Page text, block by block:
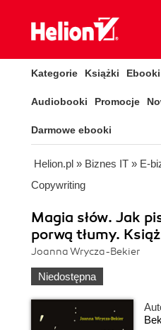
Kategorie Książki Ebooki
Audiobooki Promocje
Darmowe ebooki
Helion.pl » Biznes IT » E-
Copywriting
Magia słów. Jak
porwą tłumy.
Joanna Wrycza-Bekier
Niedostępna